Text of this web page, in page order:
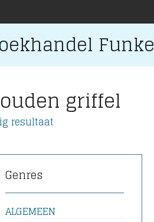
Funke
griffel
resultaat
Genres
ALGEMEEN